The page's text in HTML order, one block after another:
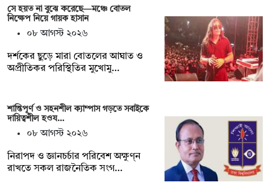
সে হয়ত না ‍বুঝে করেছে—মঞ্চে বোতল
নিক্ষেপ নিয়ে গায়ক হাসান
০৮ আগস্ট ২০২৬
দর্শকের ছুড়ে মারা বোতলের আঘাত ও
অপ্রীতিকর পরিস্থিতির মুখোমু…
শান্তিপূর্ণ ও সহনশীল ক্যাম্পাস গড়তে সবাইকে
দায়িত্বশীল হওয…
০৮ আগস্ট ২০২৬
নিরাপদ ও জ্ঞানচর্চার পরিবেশ অক্ষুণ্ন
রাখতে সকল রাজনৈতিক সংগ…